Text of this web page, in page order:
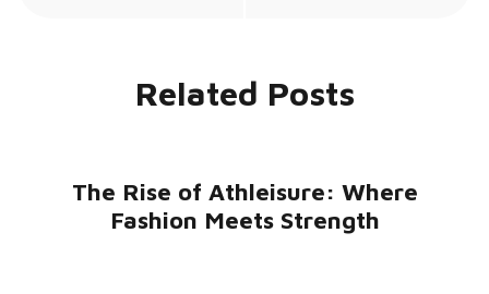
Related Posts
The Rise of Athleisure: Where
Fashion Meets Strength